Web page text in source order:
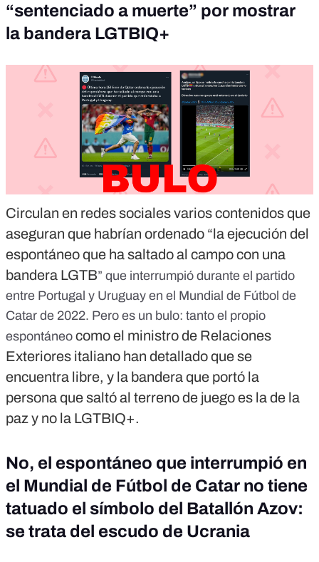
“sentenciado a muerte” por mostrar
la bandera LGTBIQ+
Circulan en redes sociales varios contenidos que
aseguran que habrían ordenado “la ejecución del
espontáneo que ha saltado al campo con una
bandera LGTB” que interrumpió durante el partido
entre Portugal y Uruguay en el Mundial de Fútbol de
Catar de 2022. Pero es un bulo: tanto el propio
espontáneo como el ministro de Relaciones
Exteriores italiano han detallado que se
encuentra libre, y la bandera que portó la
persona que saltó al terreno de juego es la de la
paz y no la LGTBIQ+.
No, el espontáneo que interrumpió en
el Mundial de Fútbol de Catar no tiene
tatuado el símbolo del Batallón Azov:
se trata del escudo de Ucrania